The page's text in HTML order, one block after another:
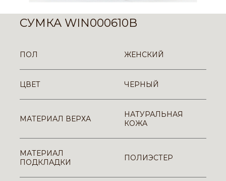
СУМКА WIN000610B
ПОЛ ЖЕНСКИЙ
ЦВЕТ ЧЕРНЫЙ
МАТЕРИАЛ ВЕРХА
НАТУРАЛЬНАЯ
КОЖА
МАТЕРИАЛ
ПОДКЛАДКИ
ПОЛИЭСТЕР